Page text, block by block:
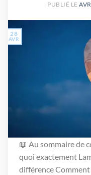
PUBLIÉ LE
28
AVR
📖 Au sommaire de
quoi exactement
différence